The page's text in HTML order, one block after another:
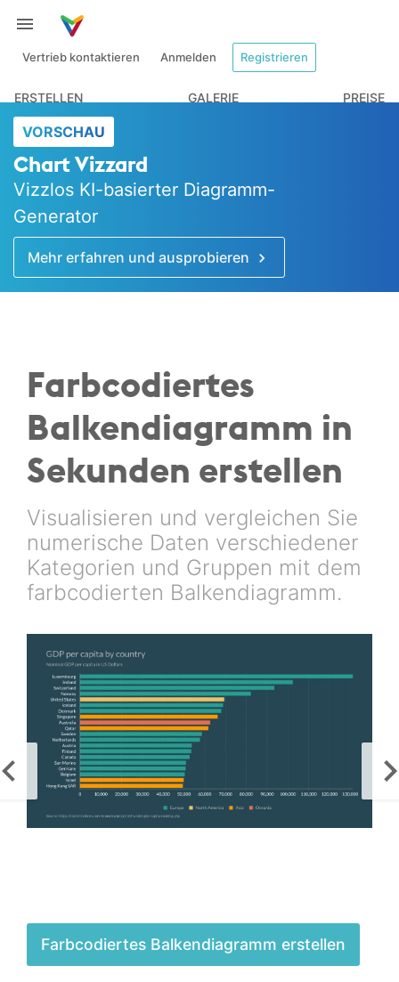
Vertrieb kontaktieren Anmelden Registrieren
ERSTELLEN GALERIE PREISE
VORSCHAU
Chart Vizzard
Vizzlos KI-basierter Diagramm-
Generator
Mehr erfahren und ausprobieren
Farbcodiertes
Balken­diagramm in
Sekunden erstellen
Visualisieren und vergleichen Sie
numerische Daten verschiedener
Kategorien und Gruppen mit dem
farbcodierten Balkendiagramm.
Farbcodiertes Balken­diagramm erstellen